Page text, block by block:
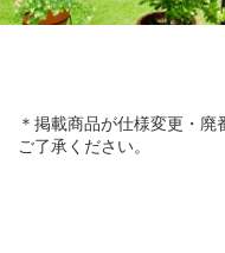
＊掲載商品が仕様変更・
ご了承ください。